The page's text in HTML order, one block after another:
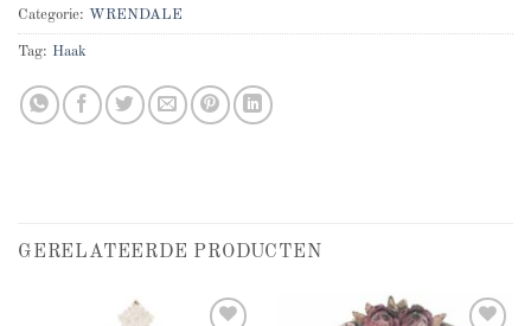
Categorie: WRENDALE
Tag: Haak
GERELATEERDE PRODUCTEN